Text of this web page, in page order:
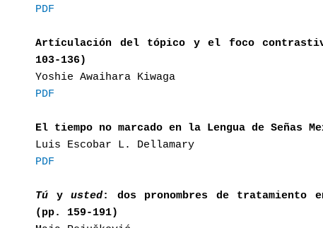
PDF
Artículación del tópico y el foco
103-136)
Yoshie Awaihara Kiwaga
PDF
El tiempo no marcado en la Lengua de Señas
Luis Escobar L. Dellamary
PDF
Tú yusted: dos pronombres de tratamiento
(pp. 159-191)